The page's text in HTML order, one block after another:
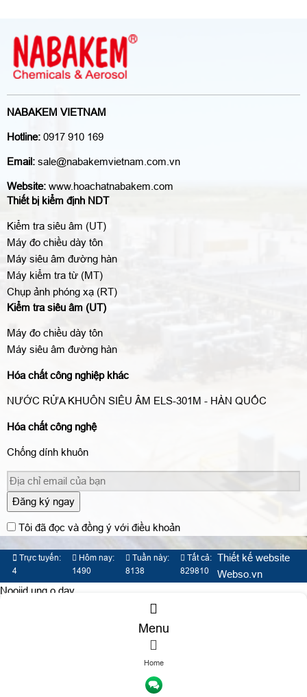
NABAKEM VIETNAM
Hotline: 0917 910 169
Email: sale@nabakemvietnam.com.vn
Website: www.hoachatnabakem.com
Thiết bị kiểm định NDT
Kiểm tra siêu âm (UT)
Máy đo chiều dày tôn
Máy siêu âm đường hàn
Máy kiểm tra từ (MT)
Chụp ảnh phóng xạ (RT)
Kiểm tra siêu âm (UT)
Máy đo chiều dày tôn
Máy siêu âm đường hàn
Hóa chất công nghiệp khác
NƯỚC RỬA KHUÔN SIÊU ÂM ELS-301M - HÀN QUỐC
Hóa chất công nghệ
Chống dính khuôn
Đăng ký ngay
Tôi đã đọc và đồng ý với điều khoản
Trực tuyến:
4
Hôm nay:
1490
Tuần này:
8138
Tất cả:
829810
Thiết kế website
Webso.vn
Menu
Home
Nooijd ung o day
TƯ VẤN DỊCH VỤ